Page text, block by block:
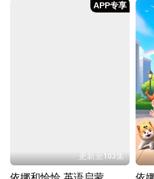
APP专享
更新至103集